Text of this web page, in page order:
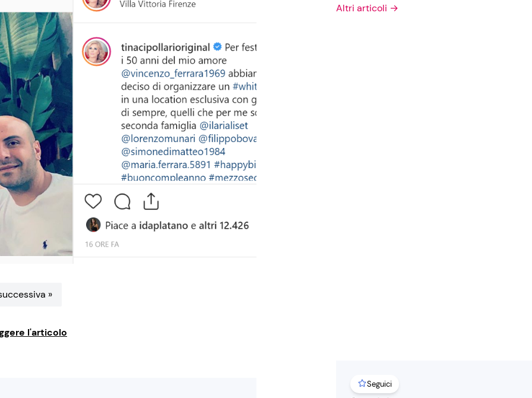
Dolci
Le Ricette in TV
Primi Piatti
Ricette Facili e Veloci
Ricette Feste
Ricette per Bambini
»
l'articolo
Altri articoli →
Seguici